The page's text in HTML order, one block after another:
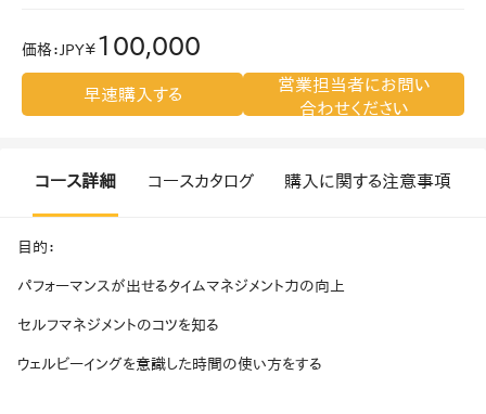
価格：JPY￥ 100,000
早速購入する
営業担当者にお問い
合わせください
コース詳細 コースカタログ 購入に関する注意事項
目的：
パフォーマンスが出せるタイムマネジメント力の向上
セルフマネジメントのコツを知る
ウェルビーイングを意識した時間の使い方をする